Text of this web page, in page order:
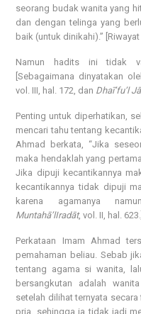
seorang budak wanita yang
dan dengan telinga yang
baik (untuk dinikahi).”
Namun hadits ini tidak
[Sebagaimana dinyatakan
vol. III, hal. 172, dan Dhaī’fu’l
Penting untuk diperhatikan,
mencari tahu tentang
Ahmad berkata, “Jika
maka hendaklah yang
Jika dipuji kecantikannya
kecantikannya tidak dipuji
karena agamanya
Muntahā’lIradāt, vol. II, hal. 623.]
Perkataan Imam Ahmad
pemahaman beliau. Sebab
tentang agama si wanita,
bersangkutan adalah
setelah dilihat ternyata
pria, sehingga ia tidak jadi